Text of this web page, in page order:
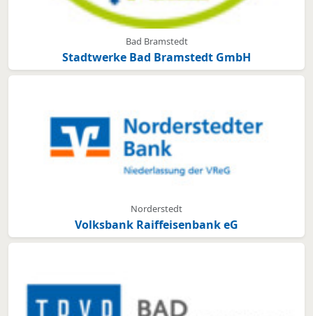
Bad Bramstedt
Stadtwerke Bad Bramstedt GmbH
Norderstedt
Volksbank Raiffeisenbank eG